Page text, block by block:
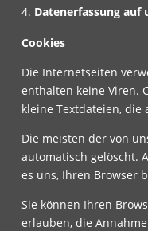
Datenerfassung auf
Cookies
Die Internetseiten
enthalten keine Viren.
kleine Textdateien,
Die meisten der von
automatisch gelöscht.
es uns, Ihren Browser
Sie können Ihren
erlauben, die